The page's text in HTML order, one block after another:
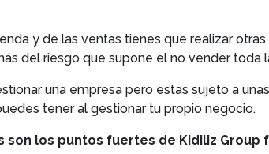
y de las ventas tienes que realizar
del riesgo que supone el no vender toda
una empresa pero estas sujeto a
tener al gestionar tu propio negocio.
son los puntos fuertes de Kidiliz